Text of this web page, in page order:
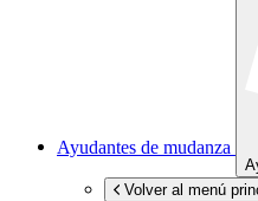
Ayudantes de mudanza
Volver al menú